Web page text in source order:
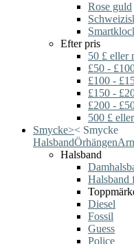
Rose guld
Efter pris
50 £ eller
£50 -
£100 -
£150 -
£200 -
500 £
Smycke>< Smycke
HalsbandÖrhängen
Halsband
Halsband
Diesel
Fossil
Guess
Police